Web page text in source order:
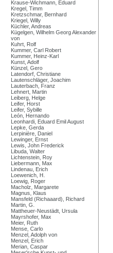
Krause-Wichmann, Eduard
Kregel, Timm
Kretzschmar, Bernhard
Kriegel, Willy
Küchler, Andreas
Kügelgen, Wilhelm Georg Alexander
von
Kuhrt, Rolf
Kummer, Carl Robert
Kummer, Heinz-Karl
Kunst, Adolf
Künzel, Gero
Latendorf, Christiane
Lautenschläger, Joachim
Lauterbach, Franz
Lehnert, Martin
Leiberg, Helge
Leifer, Horst
Leifer, Sybille
León, Hernando
Leonhardi, Eduard Emil August
Lepke, Gerda
Lerpinière, Daniel
Lewinger, Ernst
Lewis, John Frederick
Libuda, Walter
Lichtenstein, Roy
Liebermann, Max
Lindenau, Erich
Loewenich, H.
Loewig, Roger
Macholz, Margarete
Magnus, Klaus
Mansfeld (Richaaard), Richard
Martin, G.
Mattheuer-Neustädt, Ursula
Mayrshofer, Max
Meier, Ruth
Mense, Carlo
Menzel, Adolph von
Menzel, Erich
Merian, Caspar